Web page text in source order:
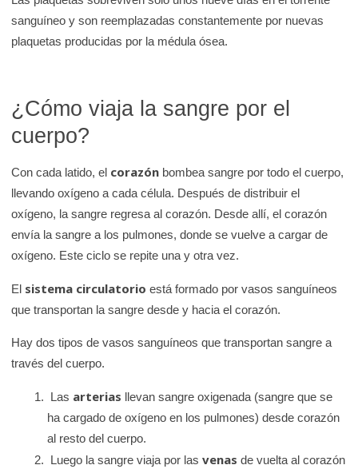
sanguíneo y son reemplazadas constantemente por nuevas
plaquetas producidas por la médula ósea.
¿Cómo viaja la sangre por el
cuerpo?
Con cada latido, el corazón bombea sangre por todo el cuerpo,
llevando oxígeno a cada célula. Después de distribuir el
oxígeno, la sangre regresa al corazón. Desde allí, el corazón
envía la sangre a los pulmones, donde se vuelve a cargar de
oxígeno. Este ciclo se repite una y otra vez.
El sistema circulatorio está formado por vasos sanguíneos
que transportan la sangre desde y hacia el corazón.
Hay dos tipos de vasos sanguíneos que transportan sangre a
través del cuerpo.
Las arterias llevan sangre oxigenada (sangre que se
ha cargado de oxígeno en los pulmones) desde corazón
al resto del cuerpo.
Luego la sangre viaja por lasvenasde vuelta al corazón